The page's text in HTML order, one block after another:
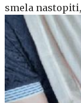
smela